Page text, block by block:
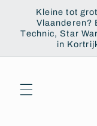
naar de
content
Kleine tot
Vlaanderen?
Technic, Star
in